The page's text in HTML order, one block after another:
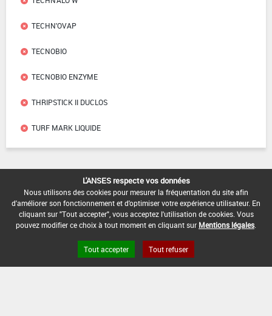
TECHN'OVAP
TECNOBIO
TECNOBIO ENZYME
THRIPSTICK II DUCLOS
TURF MARK LIQUIDE
Base de données européenne des pesticides
Base de données européenne des substances chimiques
L'ANSES respecte vos données
Nous utilisons des cookies pour mesurer la fréquentation du site afin
d'améliorer son fonctionnement et d'optimiser votre expérience utilisateur. En
cliquant sur "Tout accepter", vous acceptez l'utilisation de cookies. Vous
pouvez modifier ce choix à tout moment en cliquant sur Mentions légales
Tout accepter Tout refuser